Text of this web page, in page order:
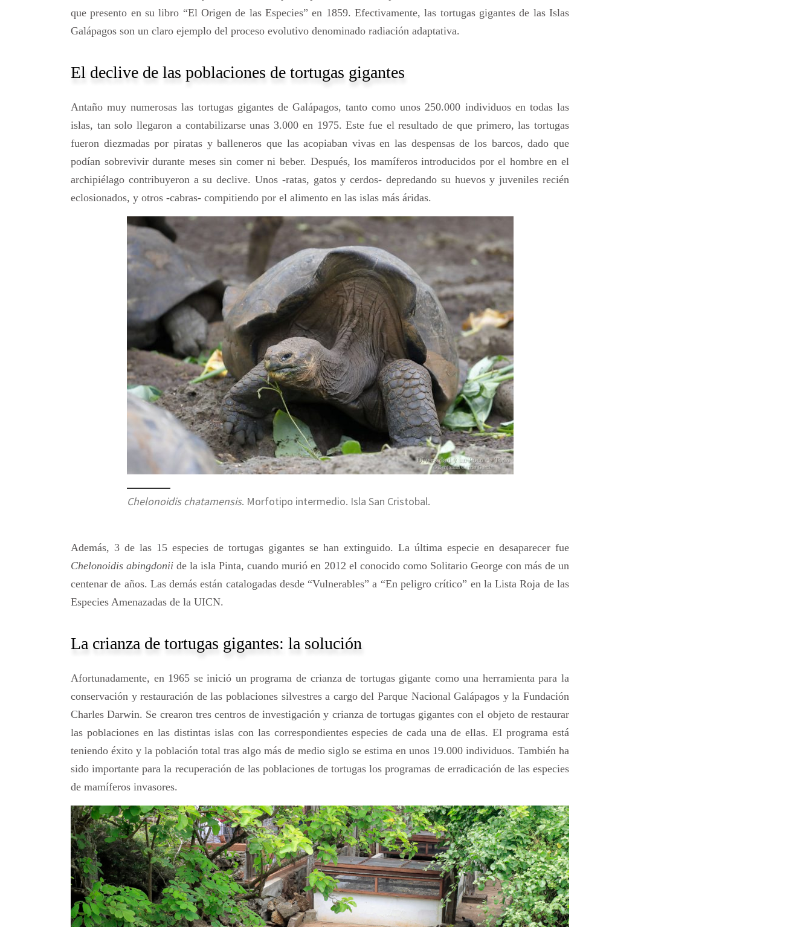
que presento en su libro “El Origen de las Especies” en 1859. Efectivamente, las tortugas gigantes de las Islas
Galápagos son un claro ejemplo del proceso evolutivo denominado radiación adaptativa.
El declive de las poblaciones de tortugas gigantes
Antaño muy numerosas las tortugas gigantes de Galápagos, tanto como unos 250.000 individuos en todas las
islas, tan solo llegaron a contabilizarse unas 3.000 en 1975. Este fue el resultado de que primero, las tortugas
fueron diezmadas por piratas y balleneros que las acopiaban vivas en las despensas de los barcos, dado que
podían sobrevivir durante meses sin comer ni beber. Después, los mamíferos introducidos por el hombre en el
archipiélago contribuyeron a su declive. Unos -ratas, gatos y cerdos- depredando su huevos y juveniles recién
eclosionados, y otros -cabras- compitiendo por el alimento en las islas más áridas.
Chelonoidis chatamensis. Morfotipo intermedio. Isla San Cristobal.
Además, 3 de las 15 especies de tortugas gigantes se han extinguido. La última especie en desaparecer fue
Chelonoidis abingdoniide la isla Pinta, cuando murió en 2012 el conocido como Solitario George con más de un
centenar de años. Las demás están catalogadas desde “Vulnerables” a “En peligro crítico” en la Lista Roja de las
Especies Amenazadas de la UICN.
La crianza de tortugas gigantes: la solución
Afortunadamente, en 1965 se inició un programa de crianza de tortugas gigante como una herramienta para la
conservación y restauración de las poblaciones silvestres a cargo del Parque Nacional Galápagos y la Fundación
Charles Darwin. Se crearon tres centros de investigación y crianza de tortugas gigantes con el objeto de restaurar
las poblaciones en las distintas islas con las correspondientes especies de cada una de ellas. El programa está
teniendo éxito y la población total tras algo más de medio siglo se estima en unos 19.000 individuos. También ha
sido importante para la recuperación de las poblaciones de tortugas los programas de erradicación de las especies
de mamíferos invasores.